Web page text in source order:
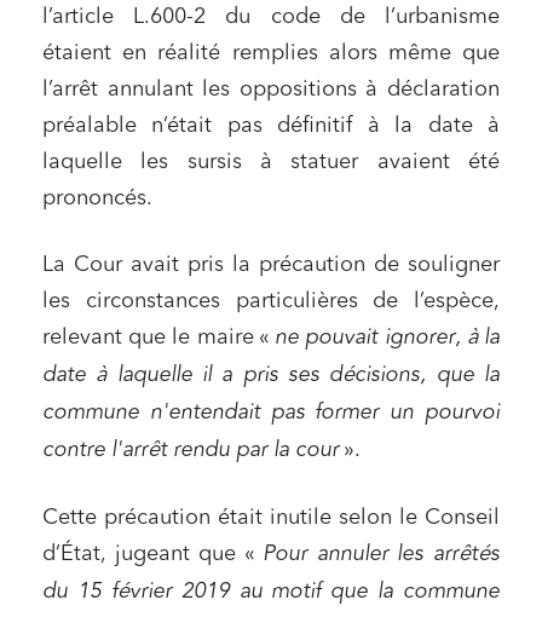
l’article L.600-2 du code de l’urbanisme
étaient en réalité remplies alors même que
l’arrêt annulant les oppositions à déclaration
préalable n’était pas définitif à la date à
laquelle les sursis à statuer avaient été
prononcés.
La Cour avait pris la précaution de souligner
les circonstances particulières de l’espèce,
relevant que le maire « ne pouvait ignorer, à la
date à laquelle il a pris ses décisions, que la
commune n'entendait pas former un pourvoi
contre l'arrêt rendu par la cour».
Cette précaution était inutile selon le Conseil
d’État, jugeant que « Pour annuler les arrêtés
du 15 février 2019 au motif que la commune